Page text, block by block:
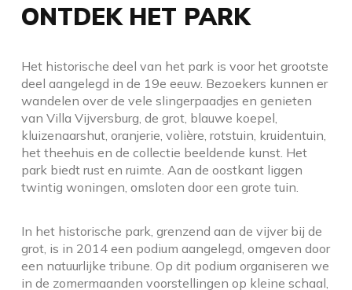
ONTDEK HET PARK
Het historische deel van het park is voor het grootste
deel aangelegd in de 19e eeuw. Bezoekers kunnen er
wandelen over de vele slingerpaadjes en genieten
van Villa Vijversburg, de grot, blauwe koepel,
kluizenaarshut, oranjerie, volière, rotstuin, kruidentuin,
het theehuis en de collectie beeldende kunst. Het
park biedt rust en ruimte. Aan de oostkant liggen
twintig woningen, omsloten door een grote tuin.
In het historische park, grenzend aan de vijver bij de
grot, is in 2014 een podium aangelegd, omgeven door
een natuurlijke tribune. Op dit podium organiseren we
in de zomermaanden voorstellingen op kleine schaal,